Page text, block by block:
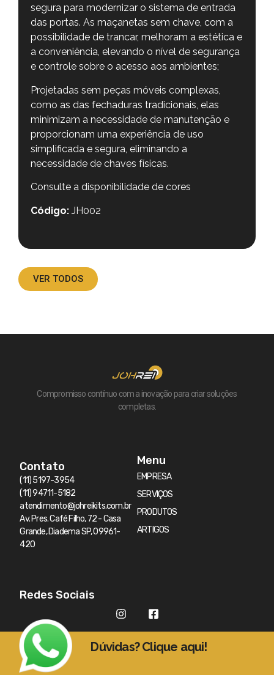
segura para modernizar o sistema de entrada
das portas. As maçanetas sem chave, com a
possibilidade de trancar, melhoram a estética e
a conveniência, elevando o nível de segurança
e controle sobre o acesso aos ambientes;
Projetadas sem peças móveis complexas,
como as das fechaduras tradicionais, elas
minimizam a necessidade de manutenção e
proporcionam uma experiência de uso
simplificada e segura, eliminando a
necessidade de chaves físicas.
Consulte a disponibilidade de cores
Código: JH002
VER TODOS
Compromisso contínuo com a inovação para criar soluções
completas.
Contato
(11) 5197-3954
(11) 94711-5182
atendimento@johreikits.com.br
Av. Pres. Café Filho, 72 - Casa
Grande, Diadema SP, 09961-
420
Menu
EMPRESA
SERVIÇOS
PRODUTOS
ARTIGOS
Redes Sociais
Dúvidas? Clique aqui!